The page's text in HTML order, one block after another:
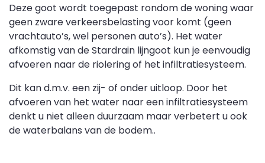
Deze goot wordt toegepast rondom de woning waar
geen zware verkeersbelasting voor komt (geen
vrachtauto’s, wel personen auto’s). Het water
afkomstig van de Stardrain lijngoot kun je eenvoudig
afvoeren naar de riolering of het infiltratiesysteem.
Dit kan d.m.v. een zij- of onder uitloop. Door het
afvoeren van het water naar een infiltratiesysteem
denkt u niet alleen duurzaam maar verbetert u ook
de waterbalans van de bodem..